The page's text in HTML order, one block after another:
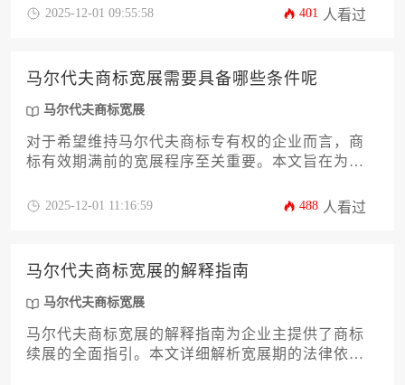
夫商标宽展的全流程，从政策依据、时间窗口、材
把握操作要点，确保品牌在马尔代夫市场的合法存
续，避免权利失效带来的商业损失。
2025-12-01 09:55:58 401 人看过
马尔代夫商标宽展需要具备哪些条件呢
马尔代夫商标宽展
对于希望维持马尔代夫商标专有权的企业而言，商
标有效期满前的宽展程序至关重要。本文旨在为企
马尔代夫商标宽展所需满足的各项法定条件，涵盖
规地完成续展，确保品牌权益在马尔代夫市场的持
续稳定。
2025-12-01 11:16:59 488 人看过
马尔代夫商标宽展的解释指南
马尔代夫商标宽展
马尔代夫商标宽展的解释指南为企业主提供了商标
续展的全面指引。本文详细解析宽展期的法律依